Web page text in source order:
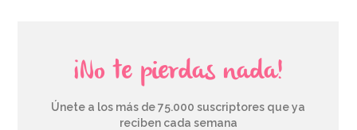
¡No te pierdas nada!
Únete a los más de 75.000 suscriptores que ya
reciben cada semana